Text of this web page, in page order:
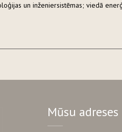
un inženiersistēmas; viedā
Mūsu adreses